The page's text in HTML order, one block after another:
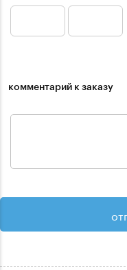
комментарий к заказу